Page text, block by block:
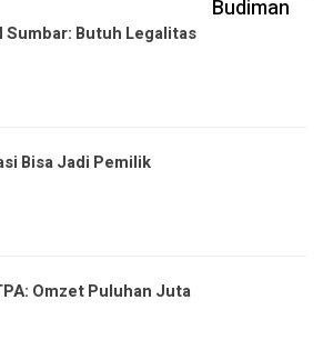
Sumbar: Butuh Legalitas
Bisa Jadi Pemilik
Omzet Puluhan Juta